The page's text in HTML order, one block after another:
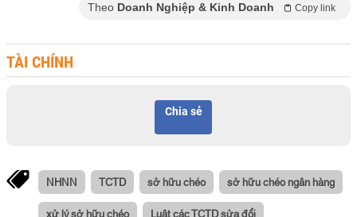
Theo Doanh Nghiệp & Kinh Doanh Copy link
TÀI CHÍNH
Chia sẻ
NHNN TCTD sở hữu chéo sở hữu chéo ngân hàng
xử lý sở hữu chéo Luật các TCTD sửa đổi